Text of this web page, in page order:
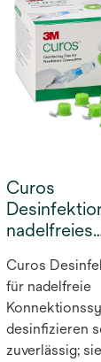
Curos
nadelfreies
Curos
für nadelfreie
desinfizieren
zuverlässig;